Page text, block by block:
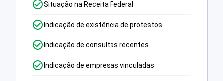
Situação na Receita Federal
Indicação de existência de protestos
Indicação de consultas recentes
Indicação de empresas vinculadas